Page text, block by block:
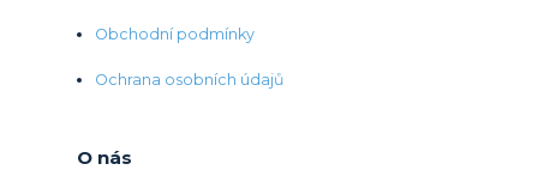
Obchodní podmínky
Ochrana osobních údajů
O nás